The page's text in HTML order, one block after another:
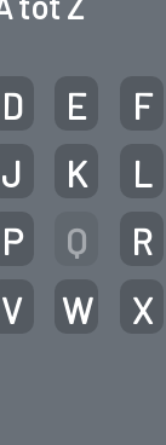
D E
F
J K
L
P Q
R
V W
X